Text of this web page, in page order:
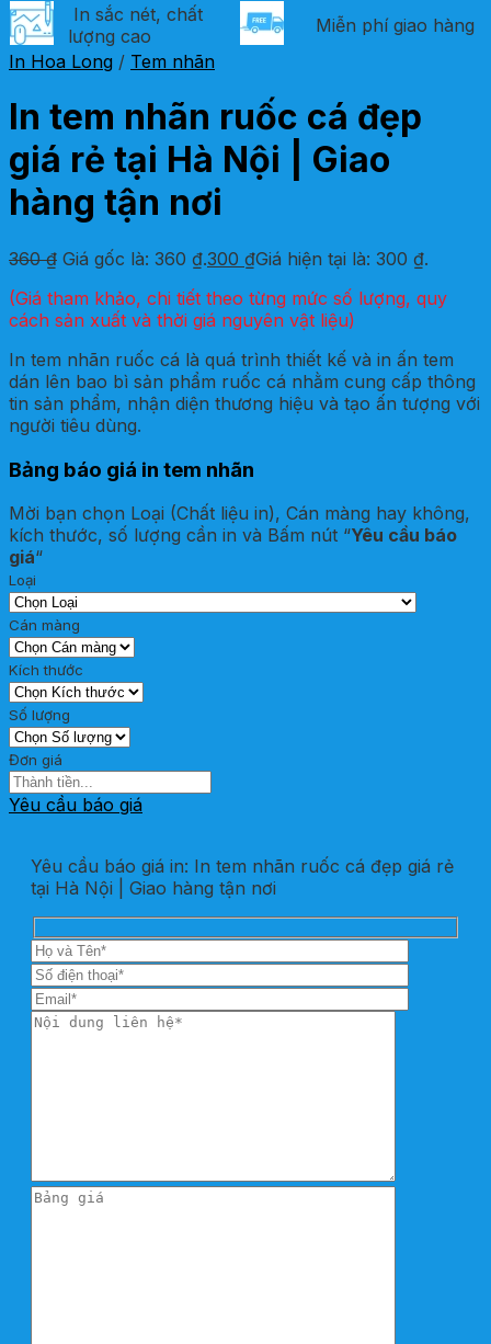
In sắc nét, chất
lượng cao
Miễn phí giao hàng
In Hoa Long / Tem nhãn
In tem nhãn ruốc cá đẹp
giá rẻ tại Hà Nội | Giao
hàng tận nơi
360₫ Giá gốc là: 360 ₫.300 ₫Giá hiện tại là: 300 ₫.
(Giá tham khảo, chi tiết theo từng mức số lượng, quy
cách sản xuất và thời giá nguyên vật liệu)
In tem nhãn ruốc cá là quá trình thiết kế và in ấn tem
dán lên bao bì sản phẩm ruốc cá nhằm cung cấp thông
tin sản phẩm, nhận diện thương hiệu và tạo ấn tượng với
người tiêu dùng.
Bảng báo giá in tem nhãn
Mời bạn chọn Loại (Chất liệu in), Cán màng hay không,
kích thước, số lượng cần in và Bấm nút “Yêu cầu báo
giá“
Loại
Cán màng
Kích thước
Số lượng
Đơn giá
Yêu cầu báo giá
Yêu cầu báo giá in: In tem nhãn ruốc cá đẹp giá rẻ
tại Hà Nội | Giao hàng tận nơi